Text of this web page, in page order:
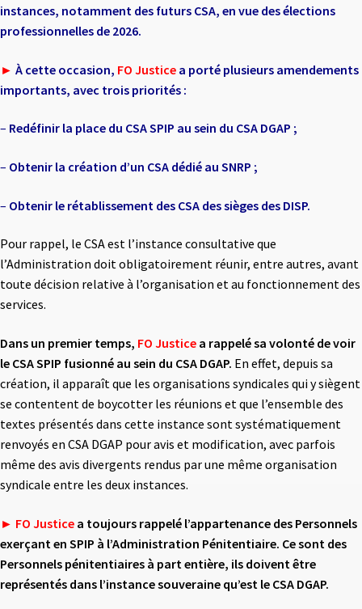
instances, notamment des futurs CSA, en vue des élections
professionnelles de 2026.
► À cette occasion, FO Justice a porté plusieurs amendements
importants, avec trois priorités :
– Redéfinir la place du CSA SPIP au sein du CSA DGAP ;
– Obtenir la création d’un CSA dédié au SNRP ;
– Obtenir le rétablissement des CSA des sièges des DISP.
Pour rappel, le CSA est l’instance consultative que
l’Administration doit obligatoirement réunir, entre autres, avant
toute décision relative à l’organisation et au fonctionnement des
services.
Dans un premier temps, FO Justice a rappelé sa volonté de voir
le CSA SPIP fusionné au sein du CSA DGAP. En effet, depuis sa
création, il apparaît que les organisations syndicales qui y siègent
se contentent de boycotter les réunions et que l’ensemble des
textes présentés dans cette instance sont systématiquement
renvoyés en CSA DGAP pour avis et modification, avec parfois
même des avis divergents rendus par une même organisation
syndicale entre les deux instances.
► FO Justice a toujours rappelé l’appartenance des Personnels
exerçant en SPIP à l’Administration Pénitentiaire. Ce sont des
Personnels pénitentiaires à part entière, ils doivent être
représentés dans l’instance souveraine qu’est le CSA DGAP.